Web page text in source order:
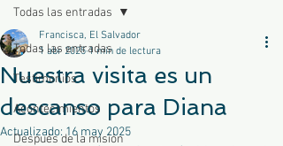
Todas las entradas
Testimonios
Acontecimientos
Después de la misión
Todas las entradas
Nuestra visita es un
descanso para Diana
Francisca, El Salvador
1 abr 2025 1 min de lectura
Actualizado: 16 may 2025